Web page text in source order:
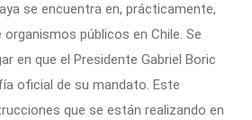
se encuentra en, prácticamente,
públicos en Chile. Se
en que el Presidente Gabriel Boric
oficial de su mandato. Este
que se están realizando en